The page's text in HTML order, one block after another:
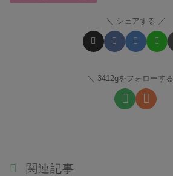
シェアする
3412gをフォローする
関連記事